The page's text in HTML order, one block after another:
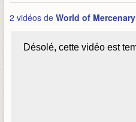
2 vidéos de World of Mercenary